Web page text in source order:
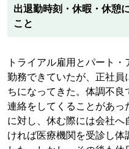
出退勤時刻・休暇・休憩
こと
トライアル雇用とパート
勤務できていたが、正社
ちになってきた。体調不
連絡をしてくることがあ
に対し、休む際には会社
ければ医療機関を受診し